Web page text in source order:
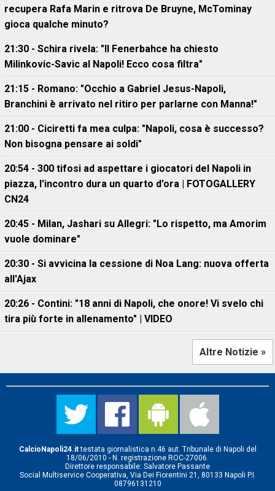
recupera Rafa Marin e ritrova De Bruyne, McTominay
gioca qualche minuto?
21:30 - Schira rivela: "Il Fenerbahce ha chiesto
Milinkovic-Savic al Napoli! Ecco cosa filtra"
21:15 - Romano: "Occhio a Gabriel Jesus-Napoli,
Branchini è arrivato nel ritiro per parlarne con Manna!"
21:00 - Ciciretti fa mea culpa: "Napoli, cosa è successo?
Non bisogna pensare ai soldi"
20:54 - 300 tifosi ad aspettare i giocatori del Napoli in
piazza, l'incontro dura un quarto d'ora | FOTOGALLERY
CN24
20:45 - Milan, Jashari su Allegri: "Lo rispetto, ma Amorim
vuole dominare"
20:30 - Si avvicina la cessione di Noa Lang: nuova offerta
all'Ajax
20:26 - Contini: "18 anni di Napoli, che onore! Vi svelo chi
tira più forte in allenamento" | VIDEO
Altre Notizie »
CalcioNapoli24.ittestata giornalistica n.46 aut. Tribunale di Napoli del
18/06/2010 - N. registrazione ROC-27006.
Direttore responsabile: Salvatore Passante
Social Multiservice Cooperativa, Via Dei Fiorentini 21, 80133 Napoli P.I.
08796131210